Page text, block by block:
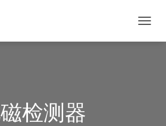
换
检测器